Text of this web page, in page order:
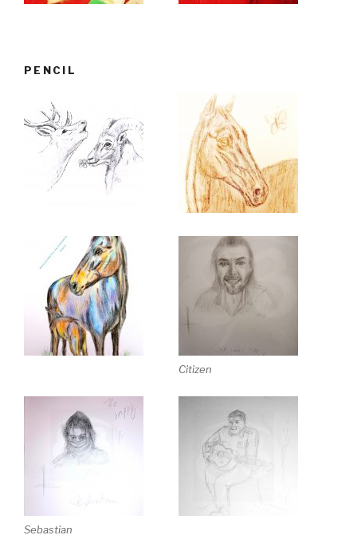
PENCIL
Citizen
Sebastian